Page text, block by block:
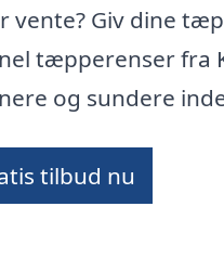
vente? Giv dine
tæpperenser fra
og sundere
tilbud nu